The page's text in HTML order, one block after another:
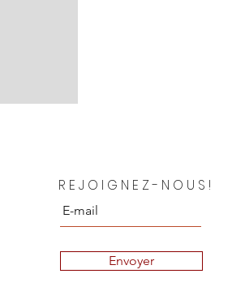
Prix
850,00 €
REJOIGNEZ-NOUS!
Envoyer